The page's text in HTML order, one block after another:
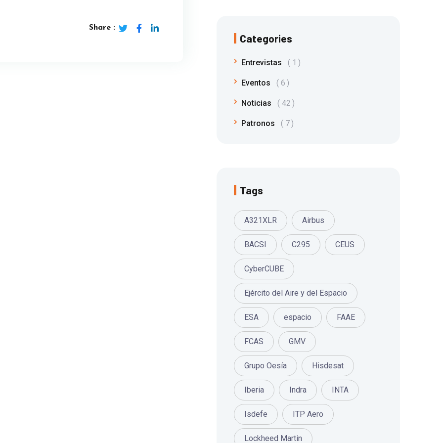
Share :
Categories
Entrevistas 1
Eventos 6
Noticias 42
Patronos 7
Tags
A321XLR Airbus
BACSI C295 CEUS
CyberCUBE
Ejército del Aire y del Espacio
ESA espacio FAAE
FCAS GMV
Grupo Oesía Hisdesat
Iberia Indra INTA
Isdefe ITP Aero
Lockheed Martin